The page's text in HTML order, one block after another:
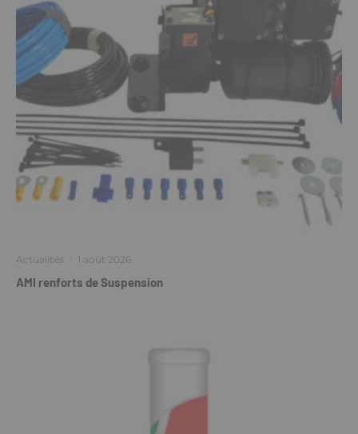
Actualités · 1 août 2026
AMI renforts de Suspension